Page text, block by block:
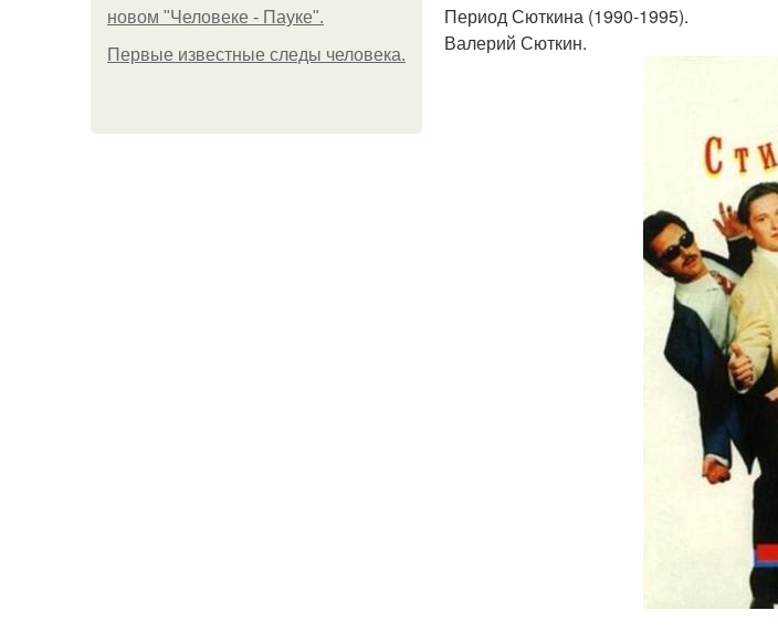
новом "Человеке - Пауке".
Первые известные следы человека.
Период Сюткина (1990-1995).
Валерий Сюткин.